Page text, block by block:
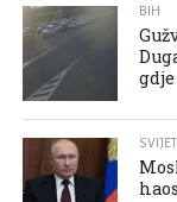
BIH
SVIJET